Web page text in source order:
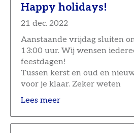
Happy holidays!
21 dec. 2022
Aanstaande vrijdag sluiten
13:00 uur. Wij wensen
feestdagen!
Tussen kerst en oud en
voor je klaar. Zeker weten
Lees meer